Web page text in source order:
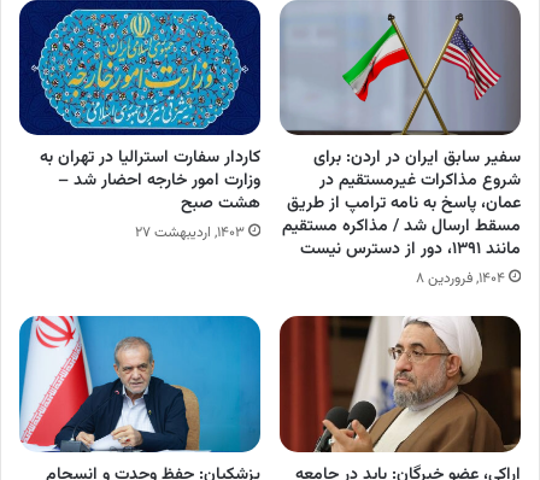
سفیر سابق ایران در اردن: برای
شروع مذاکرات غیرمستقیم در
عمان، پاسخ به نامه ترامپ از طریق
مسقط ارسال شد / مذاکره مستقیم
مانند ۱۳۹۱، دور از دسترس نیست
۱۴۰۴, فروردین ۸
کاردار سفارت استرالیا در تهران به
وزارت امور خارجه احضار شد –
هشت صبح
۱۴۰۳, اردیبهشت ۲۷